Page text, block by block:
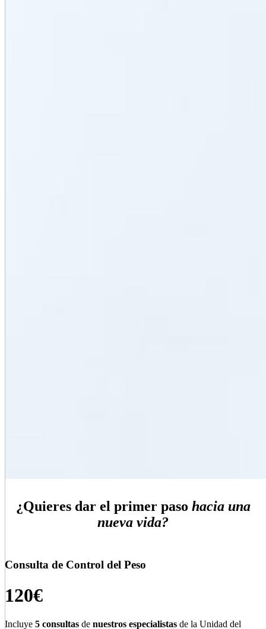
¿Quieres dar el primer paso hacia una
nueva vida?
Consulta de Control del Peso
120€
Incluye 5 consultas de nuestros especialistas de la Unidad del